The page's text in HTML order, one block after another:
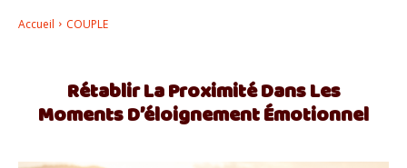
Accueil COUPLE
Rétablir La Proximité Dans Les
Moments D’éloignement Émotionnel